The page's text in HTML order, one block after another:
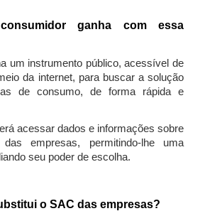
ganha com essa
um instrumento público, acessível de
da internet, para buscar a solução
de consumo, de forma rápida e
acessar dados e informações sobre
empresas, permitindo-lhe uma
seu poder de escolha.
o SAC das empresas?